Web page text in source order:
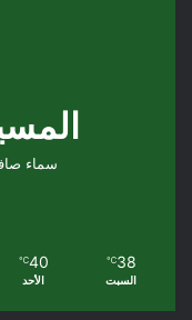
سماء
38
℃
السبت
40
℃
الأحد